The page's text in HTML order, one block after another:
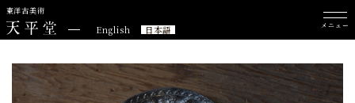
東洋古美術
English 日本語 メニュー